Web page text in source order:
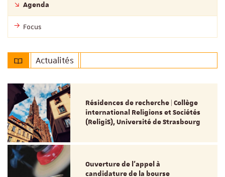
Agenda
Focus
Actualités
Résidences de recherche | Collège
international Religions et Sociétés
(ReligiS), Université de Strasbourg
Ouverture de l'appel à
candidature de la bourse